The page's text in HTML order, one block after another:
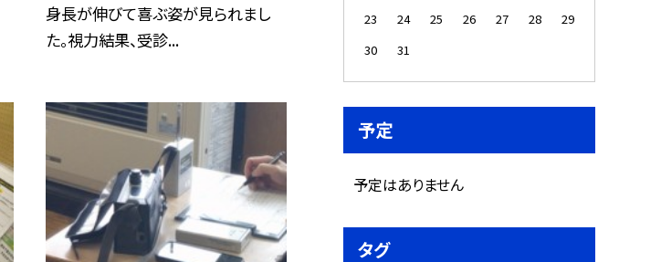
身長が伸びて喜ぶ姿が見られまし
た。視力結果、受診...
23
24 25 26 27 28
29
30
31
予定
予定はありません
タグ